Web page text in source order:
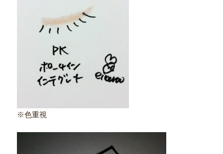
※色重視